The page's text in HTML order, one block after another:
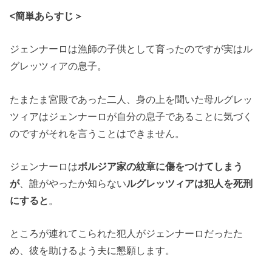
<簡単あらすじ＞
ジェンナーロは漁師の子供として育ったのですが実はル
グレッツィアの息子。
たまたま宮殿であった二人、身の上を聞いた母ルグレッ
ツィアはジェンナーロが自分の息子であることに気づく
のですがそれを言うことはできません。
ジェンナーロはボルジア家の紋章に傷をつけてしまう
が、誰がやったか知らないルグレッツィアは犯人を死刑
にすると 。
ところが連れてこられた犯人がジェンナーロだったた
め、彼を助けるよう夫に懇願します。